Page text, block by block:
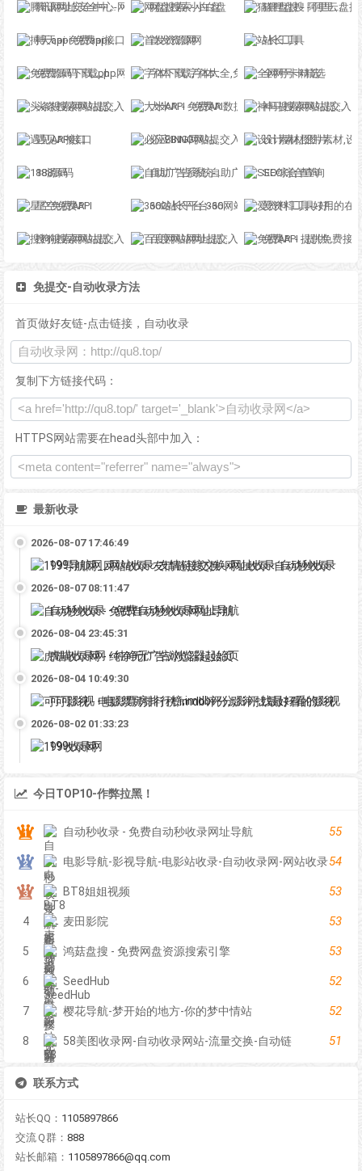
腾讯网址安全中心-网站检测 网盘搜索-小白盘 猫狸盘搜 - 阿里云盘搜索神器
搏天api-免费api接口平台 首发资源网 站长工具
免费源码下载_php网站源码_整站源码_免费主题模板-888收录网 字体下载,字体大全,免费字体下载,在线字体|字客网 全网号卡精选
头条搜索网站提交入口-头条站长平台 大米API - 免费API数据接口调用服务平台 神马搜索网站提交入口-神马站长平台
遇见API接口 必应BING网站提交入口 设计素材,图片素材,设计模板,精品与原创素材网-百图汇
188源码 自助广告系统-自助广告插件-自助广告源码 SEO综合查询
星空免费API 360站长平台-360网站提交入口 爱资料工具-好用的在线工具箱
搜狗搜索网站提交入口 百度网站网址提交入口-百度站长平台 免费API - 提供免费接口调用平台
免提交-自动收录方法
首页做好友链-点击链接，自动收录
复制下方链接代码：
HTTPS网站需要在head头部中加入：
最新收录
2026-08-07 17:46:49
199导航网_网站收录-友情链接交换-网址收录-自动秒收录
2026-08-07 08:11:47
自动秒收录 - 免费自动秒收录网址导航
2026-08-04 23:45:31
虎喵收录网 - 纯净无广告浏览器起始页
2026-08-04 10:49:30
可可影视 - 电影票房排行榜,imdb评分,影评,找最好看的影视
2026-08-02 01:33:23
199收录网
今日TOP10-作弊拉黑！
自动秒收录 - 免费自动秒收录网址导航 55
电影导航-影视导航-电影站收录-自动收录网-网站收录54
BT8姐姐视频 53
4 麦田影院 53
5 鸿菇盘搜 - 免费网盘资源搜索引擎 53
6 SeedHub 52
7 樱花导航-梦开始的地方-你的梦中情站 52
8 58美图收录网-自动收录网站-流量交换-自动链 51
联系方式
站长QQ： 1105897866
交流Ｑ群： 888
站长邮箱： 1105897866@qq.com